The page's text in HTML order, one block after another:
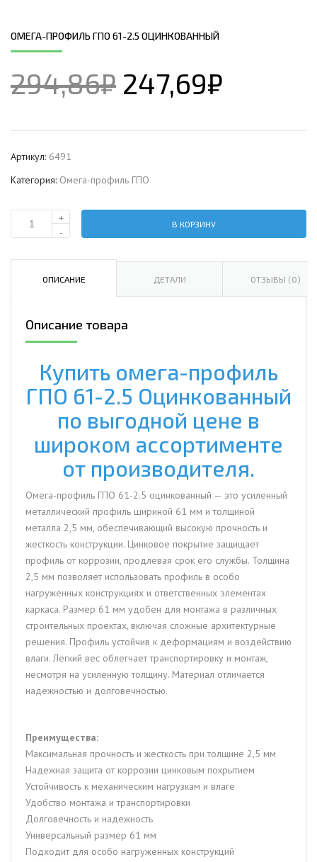
ОМЕГА-ПРОФИЛЬ ГПО 61-2.5 ОЦИНКОВАННЫЙ
294,86₽ 247,69₽
Артикул: 6491
Категория: Омега-профиль ГПО
Количество
профиль
Оцинкованный
+
-
В КОРЗИНУ
ОПИСАНИЕ ДЕТАЛИ ОТЗЫВЫ (0)
Описание товара
Купить омега-профиль
ГПО 61-2.5 Оцинкованный
по выгодной цене в
широком ассортименте
от производителя.
Омега-профиль ГПО 61-2.5 оцинкованный — это усиленный
металлический профиль шириной 61 мм и толщиной
металла 2,5 мм, обеспечивающий высокую прочность и
жесткость конструкции. Цинковое покрытие защищает
профиль от коррозии, продлевая срок его службы. Толщина
2,5 мм позволяет использовать профиль в особо
нагруженных конструкциях и ответственных элементах
каркаса. Размер 61 мм удобен для монтажа в различных
строительных проектах, включая сложные архитектурные
решения. Профиль устойчив к деформациям и воздействию
влаги. Легкий вес облегчает транспортировку и монтаж,
несмотря на усиленную толщину. Материал отличается
надежностью и долговечностью.
Преимущества:
Максимальная прочность и жесткость при толщине 2,5 мм
Надежная защита от коррозии цинковым покрытием
Устойчивость к механическим нагрузкам и влаге
Удобство монтажа и транспортировки
Долговечность и надежность
Универсальный размер 61 мм
Подходит для особо нагруженных конструкций